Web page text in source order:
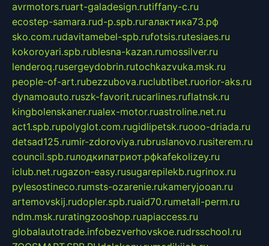
avrmotors.ruart-galadesign.rutiffany-c.ru
ecostep-samara.rud-p.spb.ruгалактика73.рф
sko.com.rudavitamebel-spb.rufotsis.rutesiaes.ru
kokoroyari.spb.rublesna-kazan.rumossilver.ru
lenderoq.rusergeydobrin.rutochkazvuka.msk.ru
people-of-art.rubezzubova.ruclubtibet.ruorior-aks.ru
dynamoauto.ruszk-favorit.rucarlines.ruflatnsk.ru
kingbolenskaner.rualex-motor.ruastroline.net.ru
act1.spb.rupolyglot.com.rugidlipetsk.ruooo-driada.ru
detsad125.rumir-zdoroviya.rubruslanovo.rusiterem.ru
council.spb.ruлодкипатриот.рфkafekolizey.ru
iclub.net.rugazon-easy.rusugarepilekb.rugrinox.ru
pylesostineco.rumsts-ozarenie.rukameryjooan.ru
artemovskij.rudopler.spb.ruaid70.rumetall-perm.ru
ndm.msk.ruratingzooshop.ruapiaccess.ru
globalautotrade.infobezverhovskoe.rudrsschool.ru